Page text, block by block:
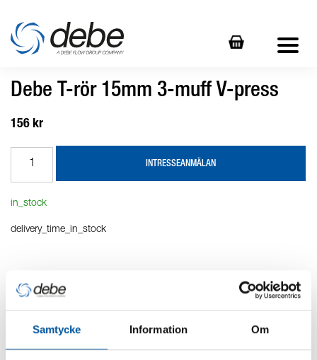
Samtycke Information Om
Debe T-rör 15mm 3-muff V-press
156 kr
INTRESSEANMÄLAN
in_stock
delivery_time_in_stock
Produktbeskrivning
Kurvor